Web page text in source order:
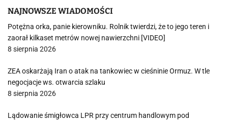
NAJNOWSZE WIADOMOŚCI
Potężna orka, panie kierowniku. Rolnik twierdzi, że to jego teren i
zaorał kilkaset metrów nowej nawierzchni [VIDEO]
8 sierpnia 2026
ZEA oskarżają Iran o atak na tankowiec w cieśninie Ormuz. W tle
negocjacje ws. otwarcia szlaku
8 sierpnia 2026
Lądowanie śmigłowca LPR przy centrum handlowym pod